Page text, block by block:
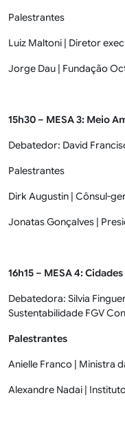
Palestrantes
Luiz Maltoni | Diretor
Jorge Dau | Fundação
15h30 – MESA 3: Meio
Debatedor: David
Palestrantes
Dirk Augustin | Cônsul-
Jonatas Gonçalves |
16h15 – MESA 4: Cidades
Debatedora: Silvia
Sustentabilidade FGV
Palestrantes
Anielle Franco | Ministra
Alexandre Nadai |